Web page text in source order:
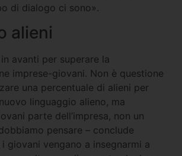
di dialogo ci sono».
alieni
avanti per superare la
imprese-giovani. Non è questione
una percentuale di alieni per
linguaggio alieno, ma
parte dell’impresa, non un
pensare – conclude
giovani vengano a insegnarmi a